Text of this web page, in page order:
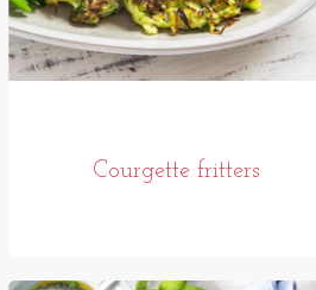
Courgette fritters